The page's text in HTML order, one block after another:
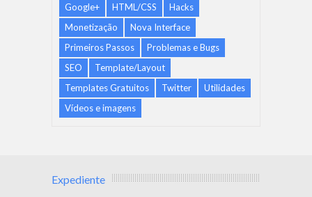
Google+
HTML/CSS
Hacks
Monetização
Nova Interface
Primeiros Passos
Problemas e Bugs
SEO
Template/Layout
Templates Gratuitos
Twitter
Utilidades
Vídeos e imagens
Expediente